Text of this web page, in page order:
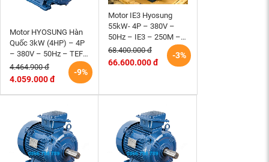
Motor HYOSUNG Hàn
Quốc 3kW (4HP) – 4P
– 380V – 50Hz – TEFC
– 100L – B3 (tốc độ
1500 r/min)
-9%
4.464.900 đ
4.059.000 đ
Motor IE3 Hyosung
55kW- 4P – 380V –
50Hz – IE3 – 250M –
B3 hiệu suất cao
-3%
68.400.000 đ
66.600.000 đ